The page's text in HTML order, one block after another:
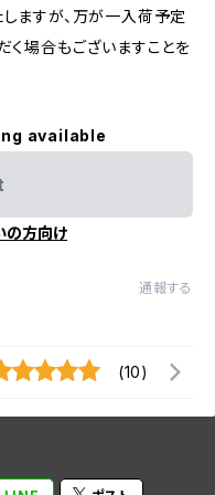
ますが、万が一入荷予定
く場合もございますことを
available
の方向け
通報する
(10)